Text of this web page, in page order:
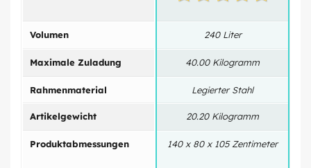
Volumen
Maximale Zuladung
Rahmenmaterial
Artikelgewicht
Produktabmessungen
240 Liter
40.00 Kilogramm
Legierter Stahl
20.20 Kilogramm
140 x 80 x 105 Zentimeter